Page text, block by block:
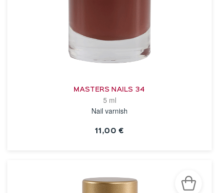
MASTERS NAILS 34
5 ml
Nail varnish
11,00 €